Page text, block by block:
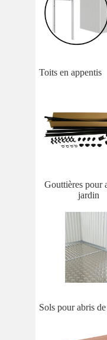
Toits en appentis
Gouttières pour
jardin
Sols pour abris